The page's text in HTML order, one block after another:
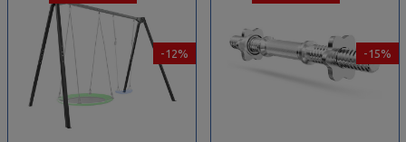
-12% -15%